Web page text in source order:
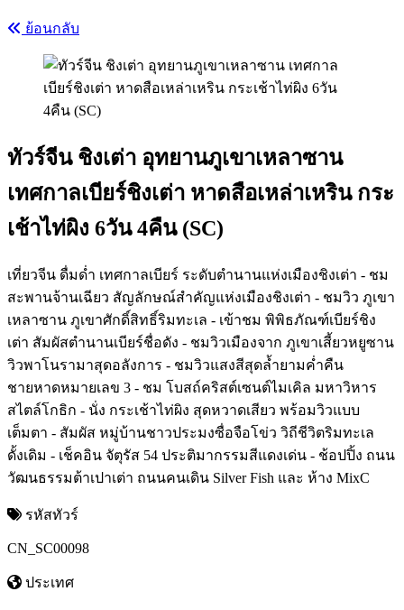
ย้อนกลับ
ทัวร์จีน ชิงเต่า อุทยานภูเขาเหลาซาน
เทศกาลเบียร์ชิงเต่า หาดสือเหล่าเหริน กระ
เช้าไท่ผิง 6วัน 4คืน (SC)
เที่ยวจีน ดื่มด่ำ เทศกาลเบียร์ ระดับตำนานแห่งเมืองชิงเต่า - ชม
สะพานจ้านเฉียว สัญลักษณ์สำคัญแห่งเมืองชิงเต่า - ชมวิว ภูเขา
เหลาซาน ภูเขาศักดิ์สิทธิ์ริมทะเล - เข้าชม พิพิธภัณฑ์เบียร์ชิง
เต่า สัมผัสตำนานเบียร์ชื่อดัง - ชมวิวเมืองจาก ภูเขาเสี้ยวหยูซาน
วิวพาโนรามาสุดอลังการ - ชมวิวแสงสีสุดล้ำยามค่ำคืน
ชายหาดหมายเลข 3 - ชม โบสถ์คริสต์เซนต์ไมเคิล มหาวิหาร
สไตล์โกธิก - นั่ง กระเช้าไท่ผิง สุดหวาดเสียว พร้อมวิวแบบ
เต็มตา - สัมผัส หมู่บ้านชาวประมงซื่อจือโข่ว วิถีชีวิตริมทะเล
ดั้งเดิม - เช็คอิน จัตุรัส 54 ประติมากรรมสีแดงเด่น - ช้อปปิ้ง ถนน
วัฒนธรรมต้าเปาเต่า ถนนคนเดิน Silver Fish และ ห้าง MixC
รหัสทัวร์
CN_SC00098
ประเทศ